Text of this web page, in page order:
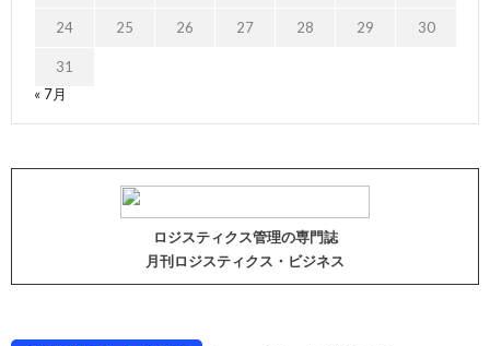
24 25 26 27 28 29 30
31
« 7月
ロジスティクス管理の専門誌
月刊ロジスティクス・ビジネス